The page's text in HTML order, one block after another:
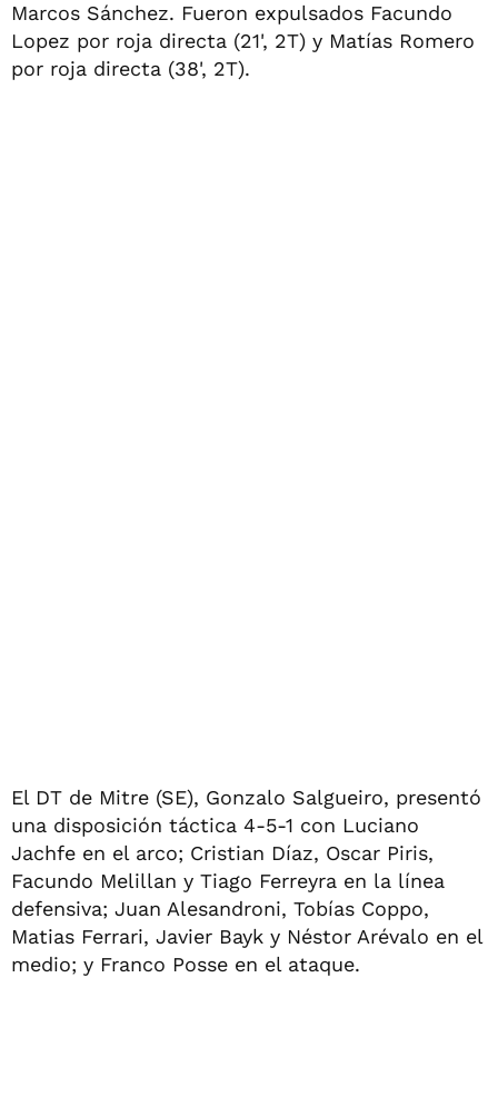
Marcos Sánchez. Fueron expulsados Facundo
Lopez por roja directa (21', 2T) y Matías Romero
por roja directa (38', 2T).
El DT de Mitre (SE), Gonzalo Salgueiro, presentó
una disposición táctica 4-5-1 con Luciano
Jachfe en el arco; Cristian Díaz, Oscar Piris,
Facundo Melillan y Tiago Ferreyra en la línea
defensiva; Juan Alesandroni, Tobías Coppo,
Matias Ferrari, Javier Bayk y Néstor Arévalo en el
medio; y Franco Posse en el ataque.